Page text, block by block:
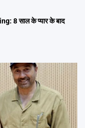
8 साल के प्यार के बाद